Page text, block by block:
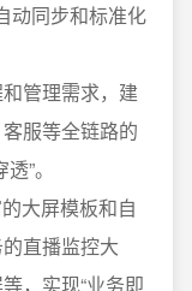
动同步和标准化
管理需求，建
服等全链路的
”。
大屏模板和自
直播监控大
，实现“业务即